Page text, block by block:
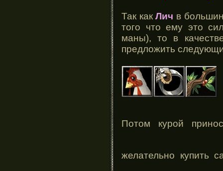
Так какЛич в
того что ему это
маны), то в
предложить
Потом курой
желательно купить